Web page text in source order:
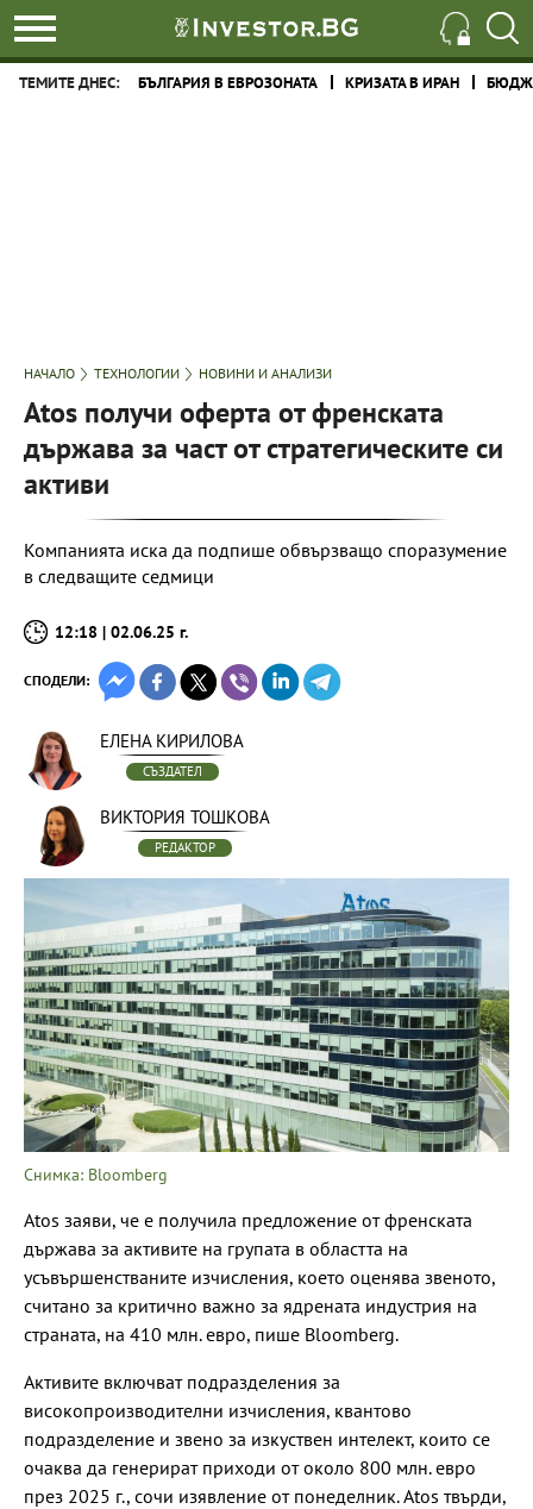
ТЕМИТЕ ДНЕС: БЪЛГАРИЯ В ЕВРОЗОНАТА КРИЗАТА В ИРАН
НАЧАЛО ТЕХНОЛОГИИ НОВИНИ И АНАЛИЗИ
Atos получи оферта от френската
държава за част от стратегическите си
активи
Компанията иска да подпише обвързващо споразумение
в следващите седмици
12:18 | 02.06.25 г.
СПОДЕЛИ:
ЕЛЕНА КИРИЛОВА
СЪЗДАТЕЛ
ВИКТОРИЯ ТОШКОВА
РЕДАКТОР
Снимка: Bloomberg
Atos заяви, че е получила предложение от френската
държава за активите на групата в областта на
усъвършенстваните изчисления, което оценява звеното,
считано за критично важно за ядрената индустрия на
страната, на 410 млн. евро, пише Bloomberg.
Активите включват подразделения за
високопроизводителни изчисления, квантово
подразделение и звено за изкуствен интелект, които се
очаква да генерират приходи от около 800 млн. евро
през 2025 г., сочи изявление от понеделник. Atos твърди,